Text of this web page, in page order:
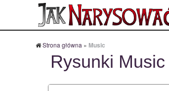
Strona główna » Music
Rysunki Music